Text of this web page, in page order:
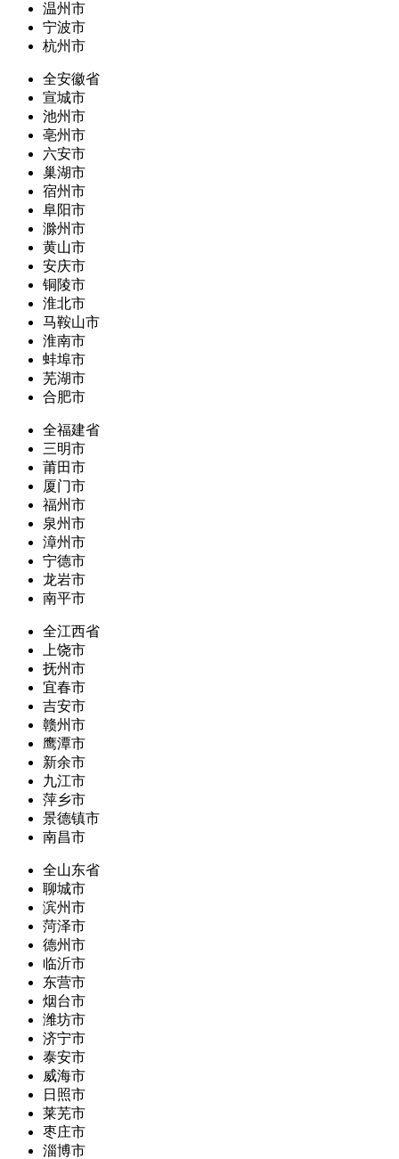
温州市
宁波市
杭州市
全安徽省
宣城市
池州市
亳州市
六安市
巢湖市
宿州市
阜阳市
滁州市
黄山市
安庆市
铜陵市
淮北市
马鞍山市
淮南市
蚌埠市
芜湖市
合肥市
全福建省
三明市
莆田市
厦门市
福州市
泉州市
漳州市
宁德市
龙岩市
南平市
全江西省
上饶市
抚州市
宜春市
吉安市
赣州市
鹰潭市
新余市
九江市
萍乡市
景德镇市
南昌市
全山东省
聊城市
滨州市
菏泽市
德州市
临沂市
东营市
烟台市
潍坊市
济宁市
泰安市
威海市
日照市
莱芜市
枣庄市
淄博市